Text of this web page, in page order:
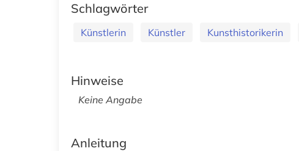
Schlagwörter
Künstlerin Künstler Kunsthistorikerin
Hinweise
Keine Angabe
Anleitung